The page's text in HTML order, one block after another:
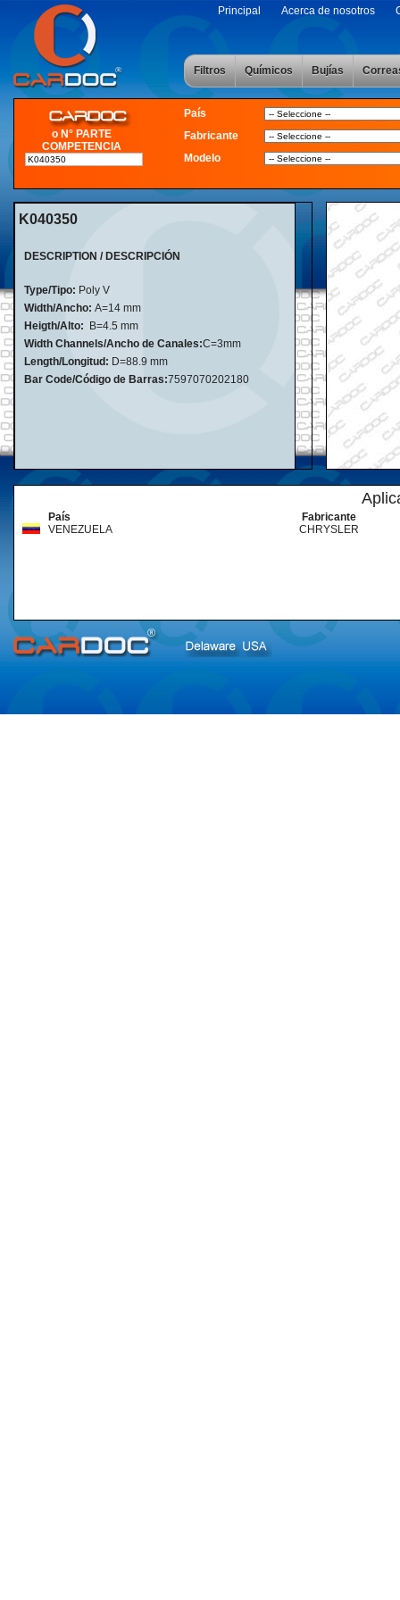
Principal Acerca de nosotros
Filtros Químicos Bujías
o N° PARTE
COMPETENCIA
País
Fabricante
Modelo
K040350
DESCRIPTION / DESCRIPCIÓN
Type/Tipo: Poly V
Width/Ancho: A=14 mm
Heigth/Alto:
B=4.5 mm
Width Channels/Ancho de Canales:C=3mm
Length/Longitud: D=88.9 mm
Bar Code/Código de Barras:7597070202180
País
Fabricante
VENEZUELA
CHRYSLER